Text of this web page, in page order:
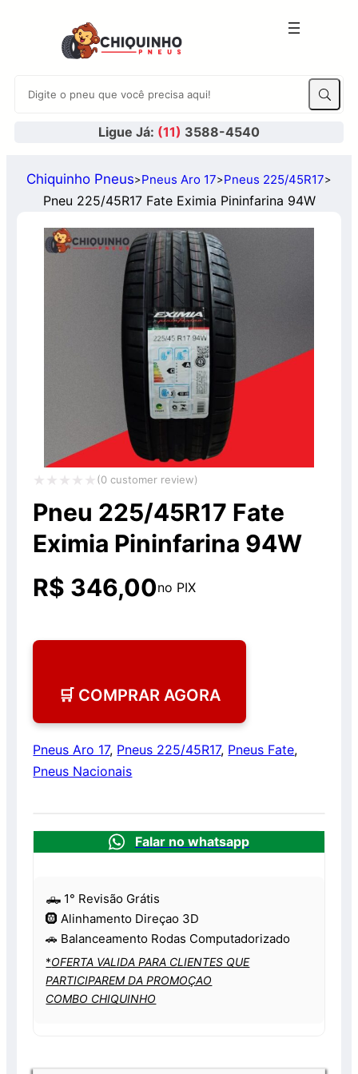
Ligue Já: (11) 3588-4540
Chiquinho Pneus>Pneus Aro 17>Pneus 225/45R17>
Pneu 225/45R17 Fate Eximia Pininfarina 94W
Avaliação
0
de
(0 customer review)
Pneu 225/45R17 Fate
Eximia Pininfarina 94W
R$ 346,00no PIX
🛒 COMPRAR AGORA
Pneus Aro 17, Pneus 225/45R17, Pneus Fate,
Pneus Nacionais
Falar no whatsapp
🛻 1° Revisão Grátis
🛞 Alinhamento Direçao 3D
🚗 Balanceamento Rodas Computadorizado
*OFERTA VALIDA PARA CLIENTES QUE
PARTICIPAREM DA PROMOÇAO
COMBO CHIQUINHO